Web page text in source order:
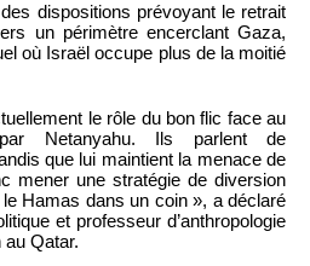
dispositions prévoyant le retrait
un périmètre encerclant Gaza,
où Israël occupe plus de la moitié
le rôle du bon flic face au
Netanyahu. Ils parlent de
que lui maintient la menace de
mener une stratégie de diversion
Hamas dans un coin », a déclaré
et professeur d’anthropologie
au Qatar.